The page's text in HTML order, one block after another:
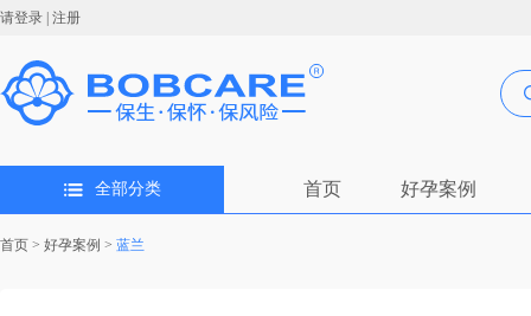
请登录 | 注册
全部分类 首页 好孕案例
首页 > 好孕案例 > 蓝兰